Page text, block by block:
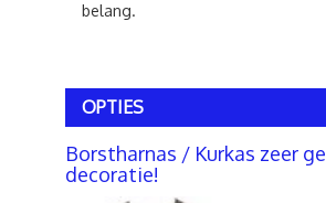
belang.
OPTIES
Borstharnas / Kurkas zeer
decoratie!